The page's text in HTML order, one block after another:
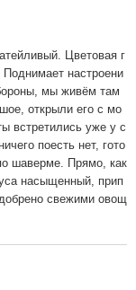
Цветовая г
настроени
мы живём там
открыли его с мо
встретились уже у с
поесть нет, гото
шаверме. Прямо, как
насыщенный, прип
свежими овощ